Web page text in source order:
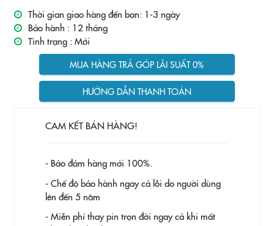
Thời gian giao hàng đến bạn: 1-3 ngày
Bảo hành : 12 tháng
Tình trạng : Mới
MUA HÀNG TRẢ GÓP LÃI SUẤT 0%
HƯỚNG DẪN THANH TOÁN
CAM KẾT BÁN HÀNG!
- Bảo đảm hàng mới 100%.
- Chế độ bảo hành ngay cả lỗi do người dùng
lên đến 5 năm
- Miễn phí thay pin trọn đời ngay cả khi mất